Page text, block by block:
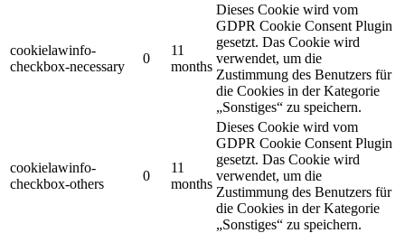
cookielawinfo-
checkbox-necessary
0
11
months
Dieses Cookie wird vom
GDPR Cookie Consent Plugin
gesetzt. Das Cookie wird
verwendet, um die
Zustimmung des Benutzers für
die Cookies in der Kategorie
„Sonstiges“ zu speichern.
cookielawinfo-
checkbox-others
0
11
months
Dieses Cookie wird vom
GDPR Cookie Consent Plugin
gesetzt. Das Cookie wird
verwendet, um die
Zustimmung des Benutzers für
die Cookies in der Kategorie
„Sonstiges“ zu speichern.